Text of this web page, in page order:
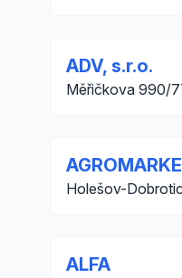
ADV, s.r.o.
Měřičkova 990/
Holešov-
ALFA